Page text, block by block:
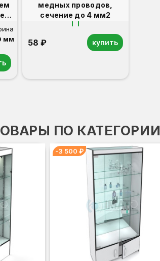
мм
медных проводов,
сечение до 4 мм2
58 ₽ купить
ПО КАТЕГОРИИ
-3 500 ₽